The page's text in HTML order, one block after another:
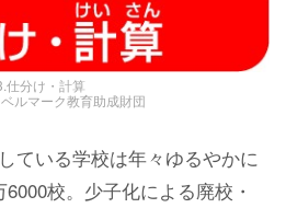
仕分け・計算
ルマーク教育助成財団
ている学校は年々ゆるやかに
校。少子化による廃校・